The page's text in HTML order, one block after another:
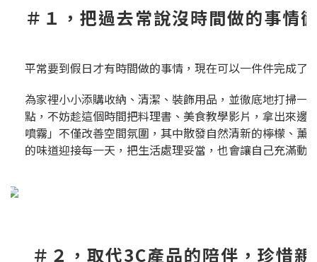
＃１，把過去常說沒時間做的事情
平常要到假日才有時間做的事情，現在可以一件件完成了
為家裡小小添購收納、清潔、裝飾用品，並徹底地打掃
點，不妨趁這個時間把料理書、美食教學影片，拿出來
噴霧」不僅改善空間氛圍，其中散發自然清新的檸檬、
的味道迎接每一天，把生活處理妥當，也會讓自己充滿動
＃２，取代3C產品的陪伴，珍惜